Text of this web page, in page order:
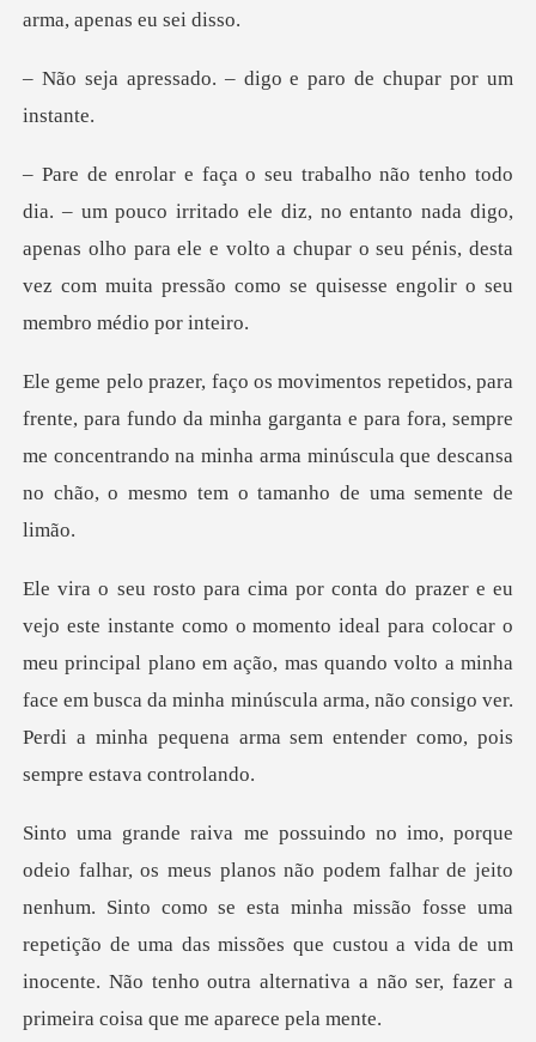
. – digo e paro de c
e diz, no entanto nada digo,
apenas olho para ele e volto a chupar o seu pénis, de
o da minha garganta e para fora, sempre
me concentrando na minha arma minú
a colocar o
meu principal plano em ação, mas quando volto a minha
face em busca da minha minúscula
ito
nenhum. Sinto como se esta minha missão fosse uma
repetição de uma das missões que custou a vida d